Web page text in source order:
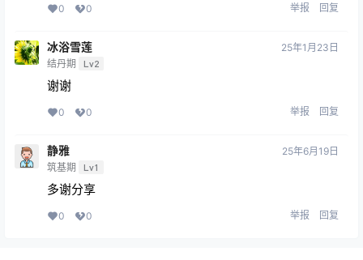
0 0 举报 回复
冰浴雪莲
结丹期 Lv2
25年1月23日
谢谢
0 0 举报 回复
静雅
筑基期 Lv1
25年6月19日
多谢分享
0 0 举报 回复